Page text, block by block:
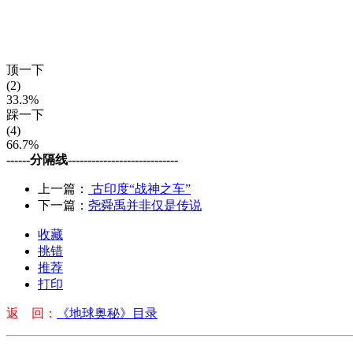
顶一下
(2)
33.3%
踩一下
(4)
66.7%
------分隔线----------------------------
上一篇：
古印度“战神之车”
下一篇： 尧舜禹并非仅是传说
收藏
挑错
推荐
打印
返 回： 《地球奥秘》目录